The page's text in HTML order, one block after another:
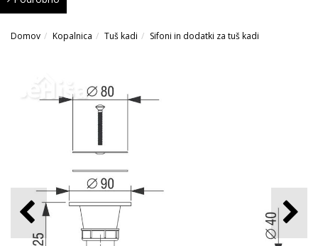
Domov Kopalnica Tuš kadi Sifoni in dodatki za tuš kadi